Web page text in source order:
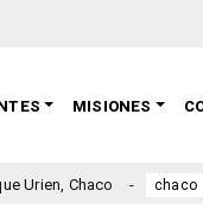
MISIONES
Chaco chaco